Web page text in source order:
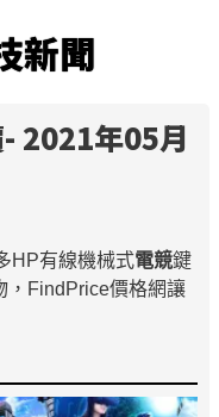
新聞
2021年05月
HP有線機械式電競鍵
，FindPrice價格網讓